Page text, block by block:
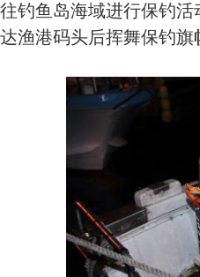
往钓鱼岛海域进行保钓
达渔港码头后挥舞保钓旗